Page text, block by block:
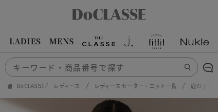
LADIES MENS
DoCLASSE レディース レディース セーター・ニット一覧 鹿の子ニ